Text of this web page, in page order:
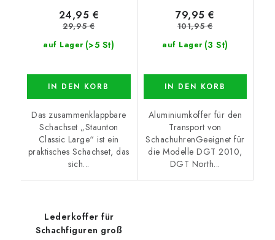
auf Lager (>5 St)
24,95 €
29,95 €
IN DEN KORB
Das zusammenklappbare
Schachset „Staunton
Classic Large“ ist ein
praktisches Schachset, das
sich...
auf Lager (3 St)
79,95 €
101,95 €
IN DEN KORB
Aluminiumkoffer für den
Transport von
SchachuhrenGeeignet für
die Modelle DGT 2010,
DGT North...
Lederkoffer für
Schachfiguren groß